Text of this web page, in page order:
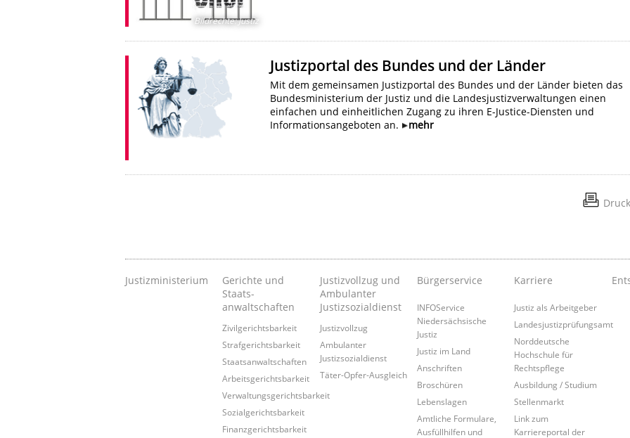
Bildrechte:Justiz
Justizportal des Bundes und der Länder
Mit dem gemeinsamen Justizportal des Bundes und der Länder bieten das
Bundesministerium der Justiz und die Landesjustizverwaltungen einen
einfachen und einheitlichen Zugang zu ihren E-Justice-Diensten und
Informationsangeboten an.
mehr
Justizministerium
Gerichte und
Staats-
anwaltschaften
Zivilgerichtsbarkeit
Strafgerichtsbarkeit
Staatsanwaltschaften
Arbeitsgerichtsbarkeit
Verwaltungsgerichtsbarkeit
Sozialgerichtsbarkeit
Finanzgerichtsbarkeit
Justizvollzug und
Ambulanter
Justizsozialdienst
Justizvollzug
Ambulanter
Justizsozialdienst
Täter-Opfer-Ausgleich
Bürgerservice
INFOService
Niedersächsische
Justiz
Justiz im Land
Anschriften
Broschüren
Lebenslagen
Amtliche Formulare,
Ausfüllhilfen und
Karriere
Justiz als Arbeitgeber
Landesjustizprüfungsamt
Norddeutsche
Hochschule für
Rechtspflege
Ausbildung / Studium
Stellenmarkt
Link zum
Karriereportal der